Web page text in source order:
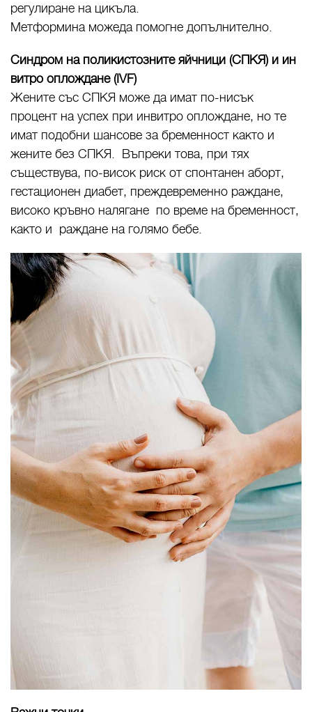
регулиране на цикъла.
Метформина можеда помогне допълнително.
Синдром на поликистозните яйчници (СПКЯ) и ин
витро оплождане (IVF)
Жените със СПКЯ може да имат по-нисък
процент на успех при инвитро оплождане, но те
имат подобни шансове за бременност както и
жените без СПКЯ. Въпреки това, при тях
съществува, по-висок риск от спонтанен аборт,
гестационен диабет, преждевременно раждане,
високо кръвно налягане по време на бременност,
както и раждане на голямо бебе.